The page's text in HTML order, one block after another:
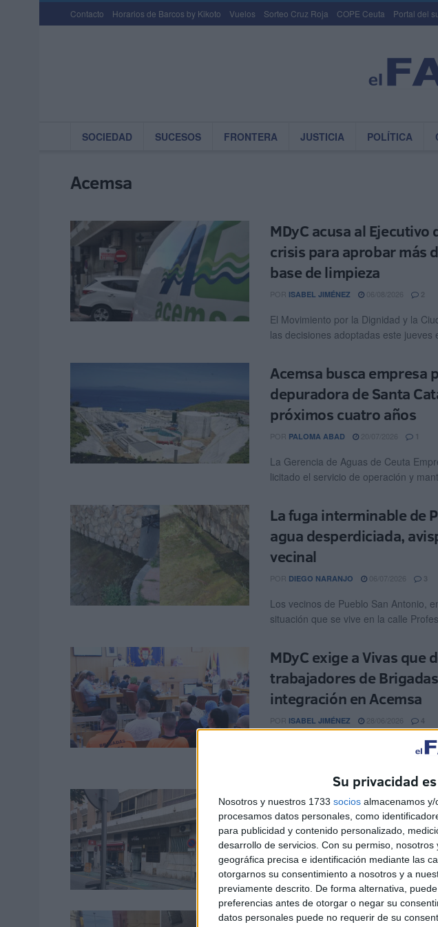
Su privacidad
Nosotros y nuestros 1733 socios almacenamos
procesamos datos personales, como
para publicidad y contenido personalizado,
desarrollo de servicios. Con su permiso, nosotros
geográfica precisa e identificación mediante las
otorgarnos su consentimiento a nosotros y a
previamente descrito. De forma alternativa,
preferencias antes de otorgar o negar su
datos personales puede no requerir de su
Contacto Horarios de Barcos by Kikoto Vuelos Sorteo Cruz Roja COPE Ceuta Portal del
SOCIEDAD SUCESOS FRONTERA JUSTICIA POLÍTICA
Acemsa
MDyC acusa al
crisis para aprobar más
base de limpieza
POR ISABEL JIMÉNEZ 2
El Movimiento por la Dignidad y la
las decisiones adoptadas este jueves
Acemsa busca empresa
depuradora de Santa
próximos cuatro años
POR PALOMA ABAD 20/07/2026 1
La Gerencia de Aguas de Ceuta
licitado el servicio de operación y
La fuga interminable de
agua desperdiciada,
vecinal
POR DIEGO NARANJO 06/07/2026 3
Los vecinos de Pueblo San Antonio,
situación que se vive en la calle
MDyC exige a Vivas que
trabajadores de
integración en Acemsa
POR ISABEL JIMÉNEZ 4
El MDyC volverá a llevar al Pleno de
trabajadores de Brigadas Verdes. La
Trabajo en Acemsa:
plazas
POR ISABEL JIMÉNEZ 19/06/2026 1
El Consejo de Administración de
S.A. (Acemsa) ha dado luz verde
Aguas residuales llevan